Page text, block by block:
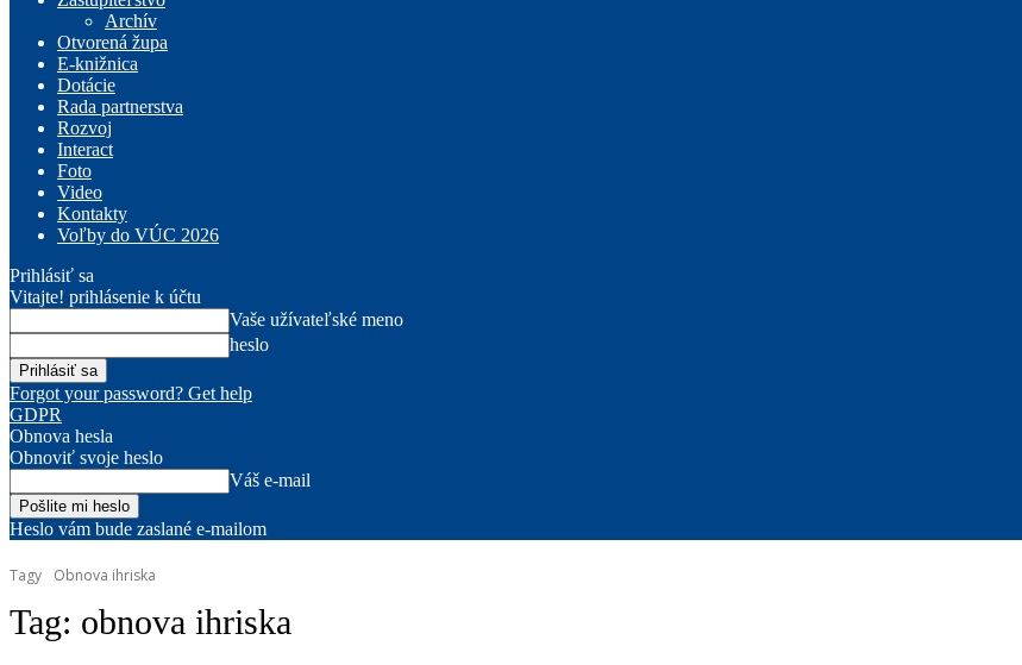
Archív
Otvorená župa
E-knižnica
Dotácie
Rada partnerstva
Rozvoj
Interact
Foto
Video
Kontakty
Voľby do VÚC 2026
Prihlásiť sa
Vitajte! prihlásenie k účtu
Vaše užívateľské meno
heslo
Forgot your password? Get help
GDPR
Obnova hesla
Obnoviť svoje heslo
Váš e-mail
Heslo vám bude zaslané e-mailom
Tagy Obnova ihriska
Tag: obnova ihriska